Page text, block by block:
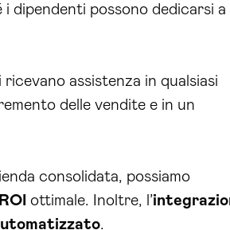
dipendenti possono dedicarsi a
assistenza in qualsiasi
delle vendite e in un
consolidata, possiamo
ROI ottimale. Inoltre, l’
.